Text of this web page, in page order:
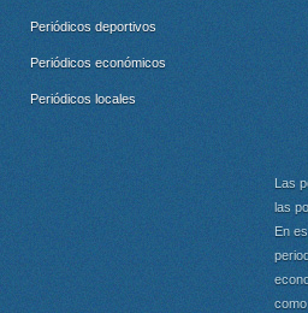
Periódicos deportivos
Periódicos económicos
Periódicos locales
Las
las
En